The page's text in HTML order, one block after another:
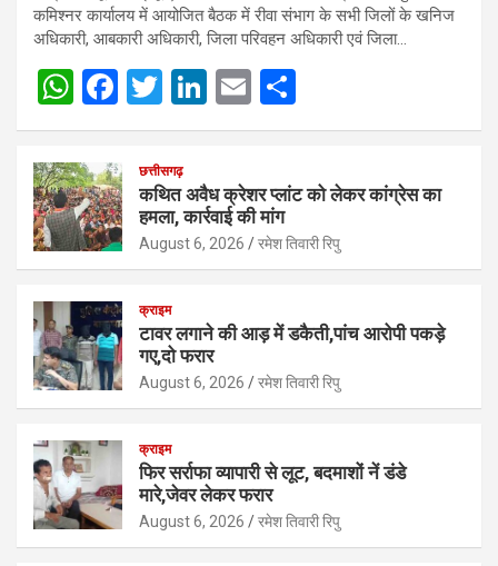
कमिश्नर कार्यालय में आयोजित बैठक में रीवा संभाग के सभी जिलों के खनिज
अधिकारी, आबकारी अधिकारी, जिला परिवहन अधिकारी एवं जिला…
W
h
at
s
A
p
p
F
a
ce
b
o
o
k
T
wi
tt
er
Li
n
dI
n
E
m h
e
छत्तीसगढ़
कथित अवैध क्रेशर प्लांट को लेकर कांग्रेस का
हमला, कार्रवाई की मांग
August 6, 2026 रमेश तिवारी रिपु
क्राइम
टावर लगाने की आड़ में डकैती,पांच आरोपी पकड़े
गए,दो फरार
August 6, 2026 रमेश तिवारी रिपु
क्राइम
फिर सर्राफा व्यापारी से लूट, बदमाशों नें डंडे
मारे,जेवर लेकर फरार
August 6, 2026 रमेश तिवारी रिपु